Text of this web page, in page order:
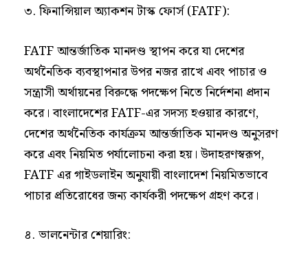
৩. ফিনান্সিয়াল অ্যাকশন টাস্ক ফোর্স (FATF):
FATF আন্তর্জাতিক মানদণ্ড স্থাপন করে যা দেশের
অর্থনৈতিক ব্যবস্থাপনার উপর নজর রাখে এবং পাচার ও
সন্ত্রাসী অর্থায়নের বিরুদ্ধে পদক্ষেপ নিতে নির্দেশনা প্রদান
করে। বাংলাদেশের FATF-এর সদস্য হওয়ার কারণে,
দেশের অর্থনৈতিক কার্যক্রম আন্তর্জাতিক মানদণ্ড অনুসরণ
করে এবং নিয়মিত পর্যালোচনা করা হয়। উদাহরণস্বরূপ,
FATF এর গাইডলাইন অনুযায়ী বাংলাদেশ নিয়মিতভাবে
পাচার প্রতিরোধের জন্য কার্যকরী পদক্ষেপ গ্রহণ করে।
৪. ভালনেন্টার শেয়ারিং: